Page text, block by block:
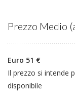
Prezzo Medio
Euro 51 €
Il prezzo si intende
disponibile